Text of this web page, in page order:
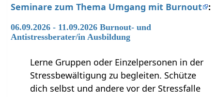
Seminare zum Thema Umgang mit Burnout :
06.09.2026 - 11.09.2026 Burnout- und
Antistressberater/in Ausbildung
Lerne Gruppen oder Einzelpersonen in der
Stressbewältigung zu begleiten. Schütze
dich selbst und andere vor der Stressfalle